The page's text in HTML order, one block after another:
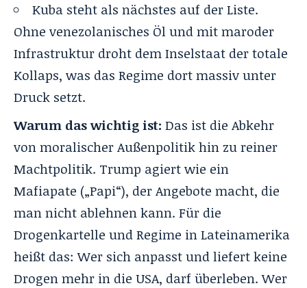
Kuba steht als nächstes auf der Liste.
Ohne venezolanisches Öl und mit maroder
Infrastruktur droht dem Inselstaat der totale
Kollaps, was das Regime dort massiv unter
Druck setzt.
Warum das wichtig ist: Das ist die Abkehr
von moralischer Außenpolitik hin zu reiner
Machtpolitik. Trump agiert wie ein
Mafiapate („Papi“), der Angebote macht, die
man nicht ablehnen kann. Für die
Drogenkartelle und Regime in Lateinamerika
heißt das: Wer sich anpasst und liefert keine
Drogen mehr in die USA, darf überleben. Wer